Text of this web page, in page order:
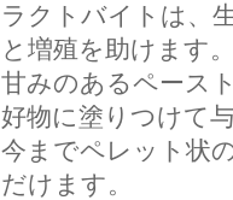
ラクトバイトは、
と増殖を助けます
甘みのあるペース
好物に塗りつけて
今までペレット状
だけます。